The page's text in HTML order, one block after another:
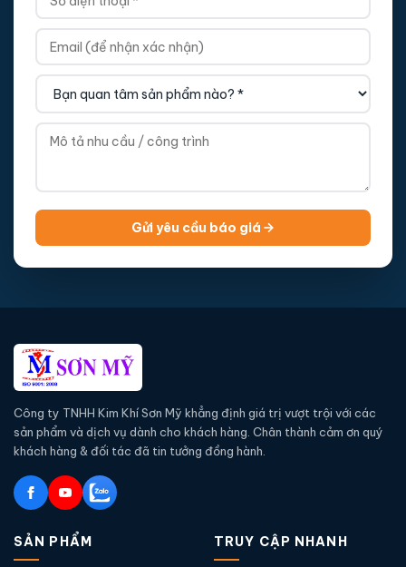
Gửi yêu cầu báo giá
Công ty TNHH Kim Khí Sơn Mỹ khẳng định giá trị vượt trội với các
sản phẩm và dịch vụ dành cho khách hàng. Chân thành cảm ơn quý
khách hàng & đối tác đã tin tưởng đồng hành.
SẢN PHẨM TRUY CẬP NHANH